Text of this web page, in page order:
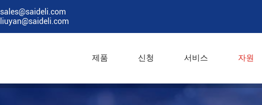
sales@saideli.com
liuyan@saideli.com
제품 신청 서비스 자원